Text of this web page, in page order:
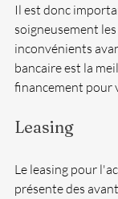
Il est donc
soigneusement
inconvénients
bancaire est la
financement pour
Leasing
Le leasing pour
présente des